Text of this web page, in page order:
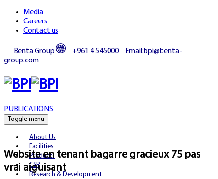
Media
Careers
Contact us
Benta Group +961 4 545000
Email:bpi@benta-
group.com
PUBLICATIONS
Toggle menu
About Us
Facilities
Products
CSR
Research & Development
Website en tenant bagarre gracieux 75 pas
vrai aiguisant